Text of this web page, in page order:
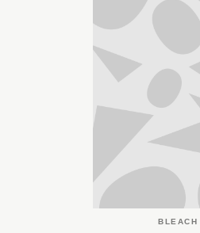
BLEACH